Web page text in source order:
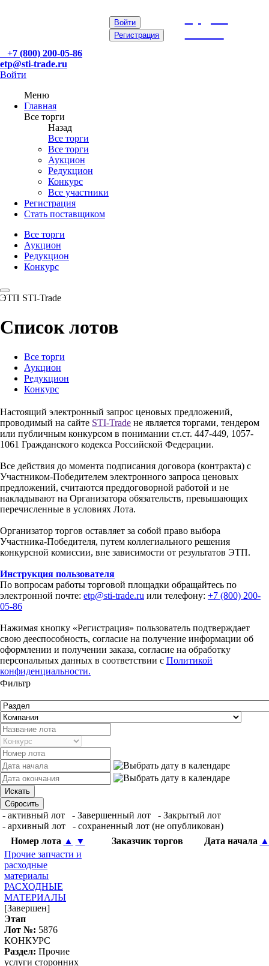
Войти
Регистрация
+7 (800) 200-05-86
etp@sti-trade.ru
Войти
Меню
Главная
Все торги
Назад
Все торги
Все торги
Аукцион
Редукцион
Конкурс
Все участники
Регистрация
Стать поставщиком
Все торги
Аукцион
Редукцион
Конкурс
ЭТП STI-Trade
Список лотов
Все торги
Аукцион
Редукцион
Конкурс
Настоящий электронный запрос ценовых предложений,
проводимый на сайте STI-Trade не является торгами, тендером
или публичным конкурсом в понимании ст.ст. 447-449, 1057-
1061 Гражданского кодекса Российской Федерации.
Все действия до момента подписания договора (контракта) с
Участником-Победителем электронного запроса ценовых
предложений, считаются преддоговорной работой и не
накладывают на Организатора обязательств, превышающих
перечисленные в условиях Лота.
Организатор торгов оставляет за собой право выбора
Участника-Победителя, путем коллегиального решения
конкурсной комиссии, вне зависимости от результатов ЭТП.
Инструкция пользователя
По вопросам работы торговой площадки обращайтесь по
электронной почте: etp@sti-trade.ru или телефону: +7 (800) 200-
05-86
Нажимая кнопку «Регистрация» пользователь подтверждает
свою дееспособность, согласие на получение информации об
оформлении и получении заказа, согласие на обработку
персональных данных в соответствии с Политикой
конфиденциальности.
Фильтр
- активный лот - Завершенный лот
- Закрытый лот
- архивный лот
- сохраненный лот (не опубликован)
Номер лота ▲ ▼ Заказчик торгов Дата начала ▲
Прочие запчасти и
расходные
материалы
РАСХОДНЫЕ
МАТЕРИАЛЫ
[Завершен]
Этап
Лот №: 5876
КОНКУРС
Раздел: Прочие
услуги сторонних